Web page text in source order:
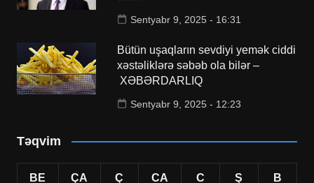
Sentyabr 9, 2025 - 16:31
Bütün uşaqların sevdiyi yemək ciddi
xəstəliklərə səbəb ola bilər –
XƏBƏRDARLIQ
Sentyabr 9, 2025 - 12:23
Təqvim
BE ÇA Ç CA C Ş B